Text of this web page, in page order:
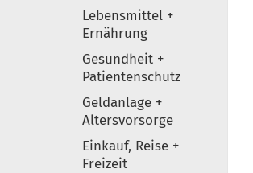
Lebensmittel +
Ernährung
Gesundheit +
Patientenschutz
Geldanlage +
Altersvorsorge
Einkauf, Reise +
Freizeit